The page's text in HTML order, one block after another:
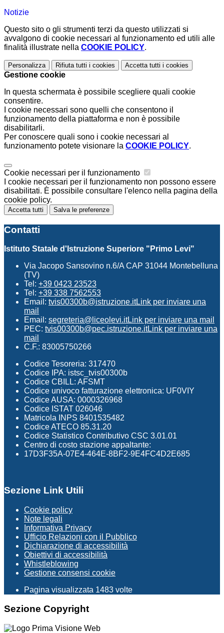
Notizie
Questo sito o gli strumenti terzi da questo utilizzati si
avvalgono di cookie necessari al funzionamento ed utili alle
finalità illustrate nella COOKIE POLICY.
Personalizza Rifiuta tutti i cookies Accetta tutti i cookies
Gestione cookie
In questa schermata è possibile scegliere quali cookie
consentire.
I cookie necessari sono quelli che consentono il
funzionamento della piattaforma e non è possibile
disabilitarli.
Per conoscere quali sono i cookie necessari al
funzionamento potete visionare la COOKIE POLICY.
Cookie necessari per il funzionamento
I cookie necessari per il funzionamento non possono essere
disabilitati. È possibile consultare l'elenco nella pagina della
cookie policy.
Accetta tutti Salva le preferenze
Contatti
Istituto Statale d'Istruzione Superiore "Primo Levi"
Via Jacopo Sansovino n.6/A CAP 31044 Montebelluna
(TV)
Tel: +39 0423 23523
Tel: +39 338 7562553
Email: tvis00300b@istruzione.itLink per inviare una
mail
Email: segreteria@liceolevi.itLink per inviare una mail
PEC: tvis00300b@pec.istruzione.itLink per inviare una
mail
C.F.: 83005750266
Codice Tesoreria: 317470
Codice IPA: istsc_tvis00300b
Codice CBILL: AFSMT
Codice univoco fatturazione elettronica: UF0VIY
Codice AUSA: 0000326968
Codice ISTAT 026046
Matricola INPS 8401535482
Codice ATECO 85.31.20
Codice Statistico Contributivo CSC 3.01.01
Centro di costo stazione appaltante:
17D3F35A-07E4-464E-8BF2-9E4FC4D2E685
Sezione Link Utili
Cookie policy
Note legali
Informativa Privacy
Ufficio Relazioni con il Pubblico
Dichiarazione di accessibilità
Obiettivi di accessibilità
Whistleblowing
Gestione consensi cookie
Pagina visualizzata 1483 volte
Sezione Copyright